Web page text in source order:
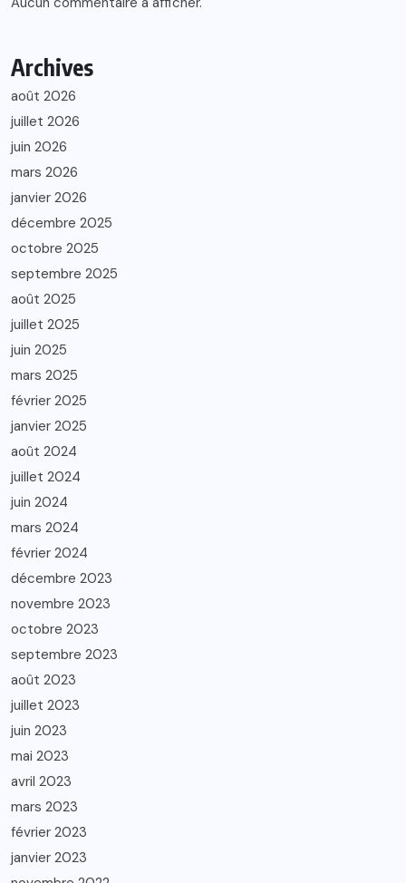
Archives
août 2026
juillet 2026
juin 2026
mars 2026
janvier 2026
décembre 2025
octobre 2025
septembre 2025
août 2025
juillet 2025
juin 2025
mars 2025
février 2025
janvier 2025
août 2024
juillet 2024
juin 2024
mars 2024
février 2024
décembre 2023
novembre 2023
octobre 2023
septembre 2023
août 2023
juillet 2023
juin 2023
mai 2023
avril 2023
mars 2023
février 2023
janvier 2023